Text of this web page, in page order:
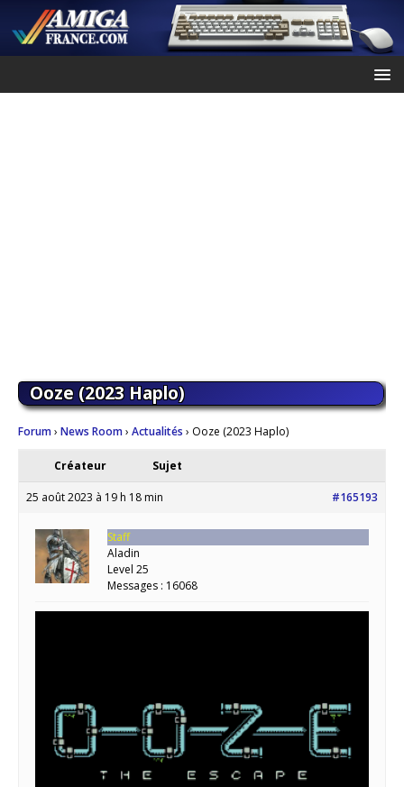
Ooze (2023 Haplo)
Forum› News Room› Actualités › Ooze (2023 Haplo)
Créateur Sujet
25 août 2023 à 19 h 18 min #165193
Staff
Aladin
Level 25
Messages : 16068